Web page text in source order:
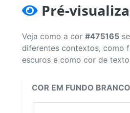
Pré-
Veja como a cor #475165
diferentes contextos, como
escuros e como cor de
COR EM FUNDO BRANCO